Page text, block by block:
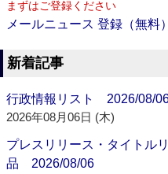
まずはご登録ください
メールニュース 登録（無料）
新着記事
行政情報リスト 2026/08/
2026年08月06日 (木)
プレスリリース・タイトル
品 2026/08/06